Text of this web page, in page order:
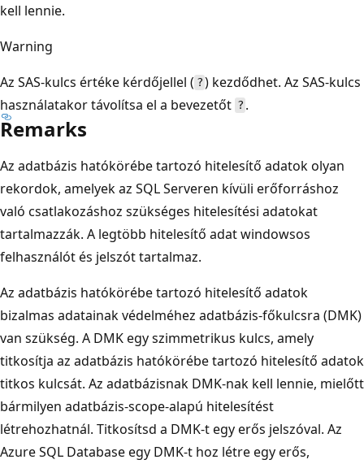
kell lennie.
Warning
Az SAS-kulcs értéke kérdőjellel ( ? ) kezdődhet. Az SAS-kulcs
használatakor távolítsa el a bevezetőt ? .
Remarks
Az adatbázis hatókörébe tartozó hitelesítő adatok olyan
rekordok, amelyek az SQL Serveren kívüli erőforráshoz
való csatlakozáshoz szükséges hitelesítési adatokat
tartalmazzák. A legtöbb hitelesítő adat windowsos
felhasználót és jelszót tartalmaz.
Az adatbázis hatókörébe tartozó hitelesítő adatok
bizalmas adatainak védelméhez adatbázis-főkulcsra (DMK)
van szükség. A DMK egy szimmetrikus kulcs, amely
titkosítja az adatbázis hatókörébe tartozó hitelesítő adatok
titkos kulcsát. Az adatbázisnak DMK-nak kell lennie, mielőtt
bármilyen adatbázis-scope-alapú hitelesítést
létrehozhatnál. Titkosítsd a DMK-t egy erős jelszóval. Az
Azure SQL Database egy DMK-t hoz létre egy erős,